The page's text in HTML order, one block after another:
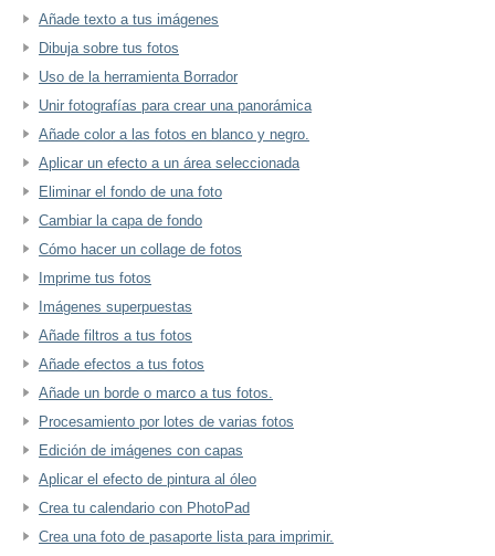
Añade texto a tus imágenes
Dibuja sobre tus fotos
Uso de la herramienta Borrador
Unir fotografías para crear una panorámica
Añade color a las fotos en blanco y negro.
Aplicar un efecto a un área seleccionada
Eliminar el fondo de una foto
Cambiar la capa de fondo
Cómo hacer un collage de fotos
Imprime tus fotos
Imágenes superpuestas
Añade filtros a tus fotos
Añade efectos a tus fotos
Añade un borde o marco a tus fotos.
Procesamiento por lotes de varias fotos
Edición de imágenes con capas
Aplicar el efecto de pintura al óleo
Crea tu calendario con PhotoPad
Crea una foto de pasaporte lista para imprimir.